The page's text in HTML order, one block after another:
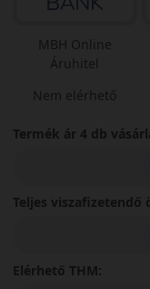
MBH Online
Áruhitel
Nem elérhető
Termék ár 4 db
Teljes viszafizetendő
Elérhető THM: